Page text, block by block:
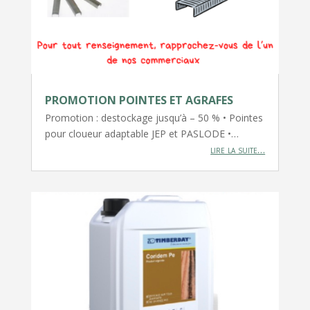
PROMOTION POINTES ET AGRAFES
Promotion : destockage jusqu’à – 50 % • Pointes
pour cloueur adaptable JEP et PASLODE •…
lire la suite…